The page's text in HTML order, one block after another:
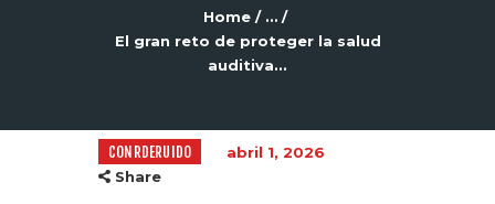
Home
...
El gran reto de proteger la salud
auditiva...
CONRDERUIDO
abril 1, 2026
Share